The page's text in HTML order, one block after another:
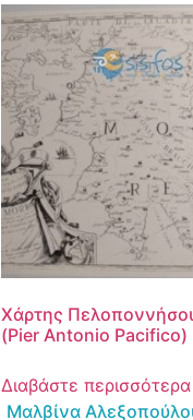
Χάρτης
(Pier Antonio Pacifico)
Διαβάστε περισσότερα
Μαλβίνα